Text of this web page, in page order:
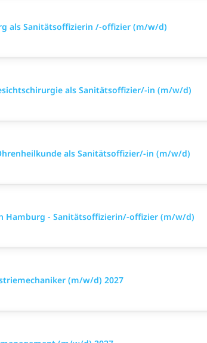
als Sanitätsoffizierin /-offizier (m/w/d)
als Sanitätsoffizier/-in (m/w/d)
als Sanitätsoffizier/-in (m/w/d)
Hamburg - Sanitätsoffizierin/-offizier (m/w/d)
(m/w/d) 2027